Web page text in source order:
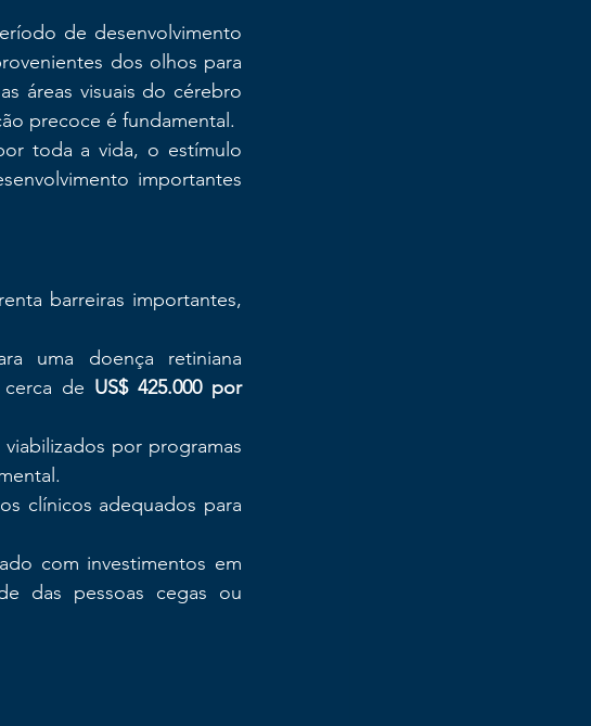
de desenvolvimento
dos olhos para
áreas visuais do cérebro
precoce é fundamental.
toda a vida, o estímulo
importantes
barreiras importantes,
uma doença retiniana
cerca de US$ 425.000 por
por programas
clínicos adequados para
com investimentos em
das pessoas cegas ou